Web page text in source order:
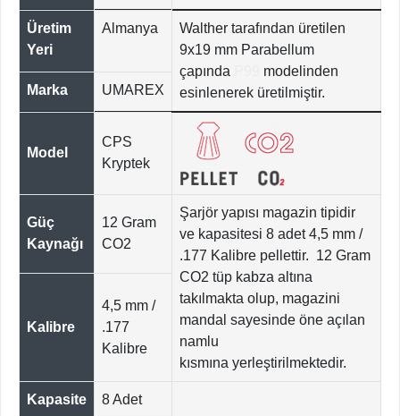
Üretim
Yeri
Almanya
Walther tarafından üretilen
9x19 mm Parabellum
çapında
modelinden
esinlenerek ​üretilmiştir.
Marka UMAREX
Model
CPS
Kryptek
Güç
Kaynağı
12 Gram
CO2
Şarjör yapısı magazin tipidir
ve kapasitesi 8 adet 4,5 mm /
.177 Kalibre pellettir. 12 Gram
CO2 tüp kabza altına
takılmakta olup, magazini
mandal sayesinde öne açılan
namlu
kısmına yerleştirilmektedir.
Kalibre
4,5 mm /
.177
Kalibre
Kapasite 8 Adet